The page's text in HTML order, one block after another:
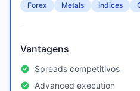
Forex Metals Indices
Vantagens
Spreads competitivos
Advanced execution